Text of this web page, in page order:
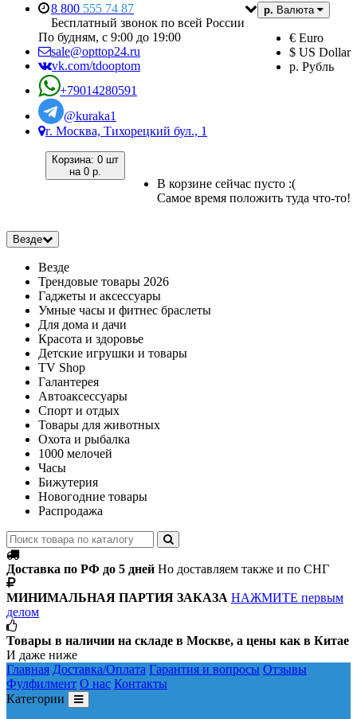
р. Валюта
€ Euro
$ US Dollar
р. Рубль
8 800 555 74 87
Бесплатный звонок по всей России
По будням, с 9:00 до 19:00
sale@opttop24.ru
vk.com/tdooptom
+79014280591
@kuraka1
г. Москва, Тихорецкий бул., 1
Корзина: 0 шт
на 0 р.
В корзине сейчас пусто :(
Самое время положить туда что-то!
Везде
Везде
Трендовые товары 2026
Гаджеты и аксессуары
Умные часы и фитнес браслеты
Для дома и дачи
Красота и здоровье
Детские игрушки и товары
TV Shop
Галантерея
Автоаксессуары
Спорт и отдых
Товары для животных
Охота и рыбалка
1000 мелочей
Часы
Бижутерия
Новогодние товары
Распродажа
Доставка по РФ до 5 дней Но доставляем также и по СНГ
МИНИМАЛЬНАЯ ПАРТИЯ ЗАКАЗА НАЖМИТЕ первым
делом
Товары в наличии на складе в Москве, а цены как в Китае
И даже ниже
Главная Доставка/Оплата Гарантия и вопросы Отзывы
Фулфилмент О нас Контакты
Категории